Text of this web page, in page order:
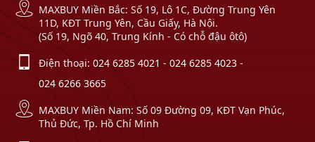
MAXBUY Miền Bắc: Số 19, Lô 1C, Đường Trung Yên
11D, KĐT Trung Yên, Cầu Giấy, Hà Nội.
(Số 19, Ngõ 40, Trung Kính - Có chỗ đậu ôtô)
Điện thoại: 024 6285 4021 - 024 6285 4023 -
024 6266 3665
MAXBUY Miền Nam: Số 09 Đường 09, KĐT Vạn Phúc,
Thủ Đức, Tp. Hồ Chí Minh